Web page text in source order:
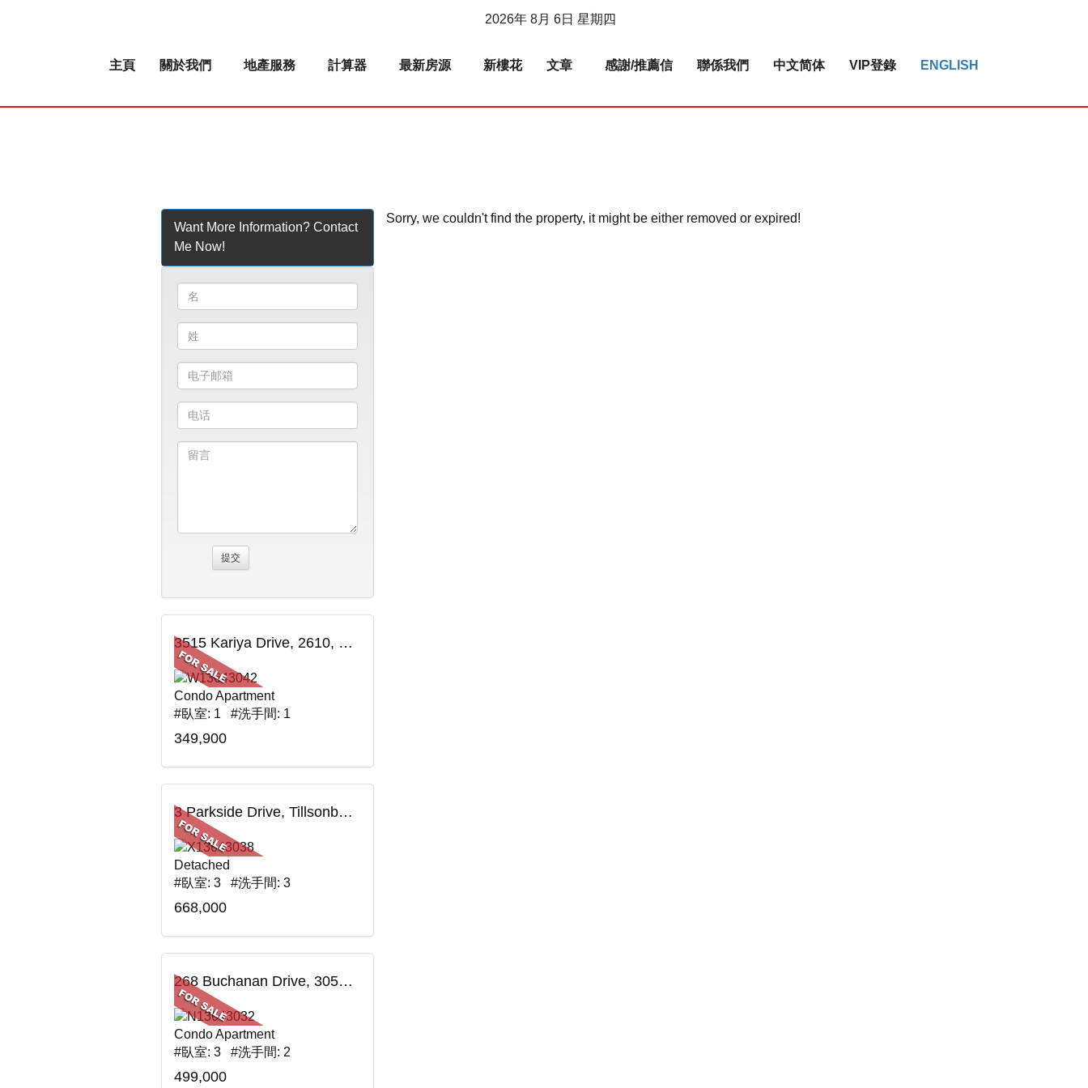
2026年 8月 6日 星期四
主頁 關於我們 地產服務 計算器 最新房源 新樓花 文章 感謝/推薦信 聯係我們 中文简体 VIP登錄 ENGLISH
Sorry, we couldn't find the property, it might be either removed or expired!
Want More Information? Contact
Me Now!
3515 Kariya Drive, 2610, Mississauga, ON
Condo Apartment
#臥室: 1 #洗手間: 1
349,900
3 Parkside Drive, Tillsonburg, ON
Detached
#臥室: 3 #洗手間: 3
668,000
268 Buchanan Drive, 305W, Markham, ON
Condo Apartment
#臥室: 3 #洗手間: 2
499,000